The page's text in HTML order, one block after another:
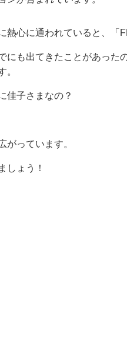
熱心に通われていると、「
にも出てきたことがあっ
。
佳子さまなの？
がっています。
しょう！